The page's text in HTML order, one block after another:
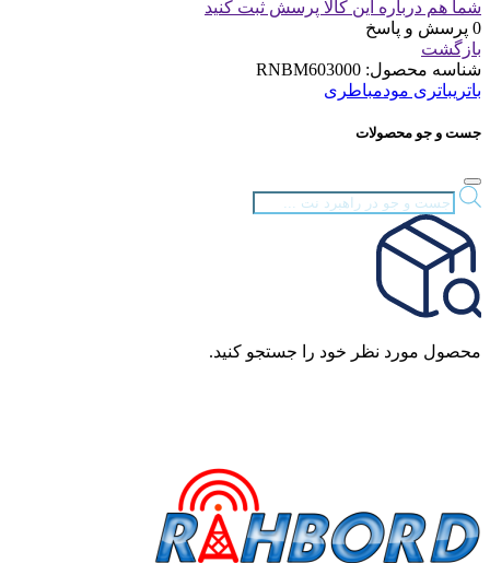
شما هم درباره این کالا پرسش ثبت کنید
0 پرسش و پاسخ
بازگشت
شناسه محصول: RNBM603000
باتریباتری مودمباطری
جست و جو محصولات
Products
search
محصول مورد نظر خود را جستجو کنید.